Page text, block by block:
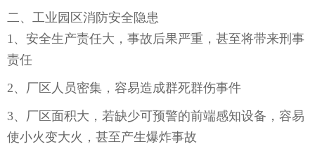
二、工业园区消防安全隐患
1、安全生产责任大，事故后果严重，甚至将带来刑事
责任
2、厂区人员密集，容易造成群死群伤事件
3、厂区面积大，若缺少可预警的前端感知设备，容易
使小火变大火，甚至产生爆炸事故